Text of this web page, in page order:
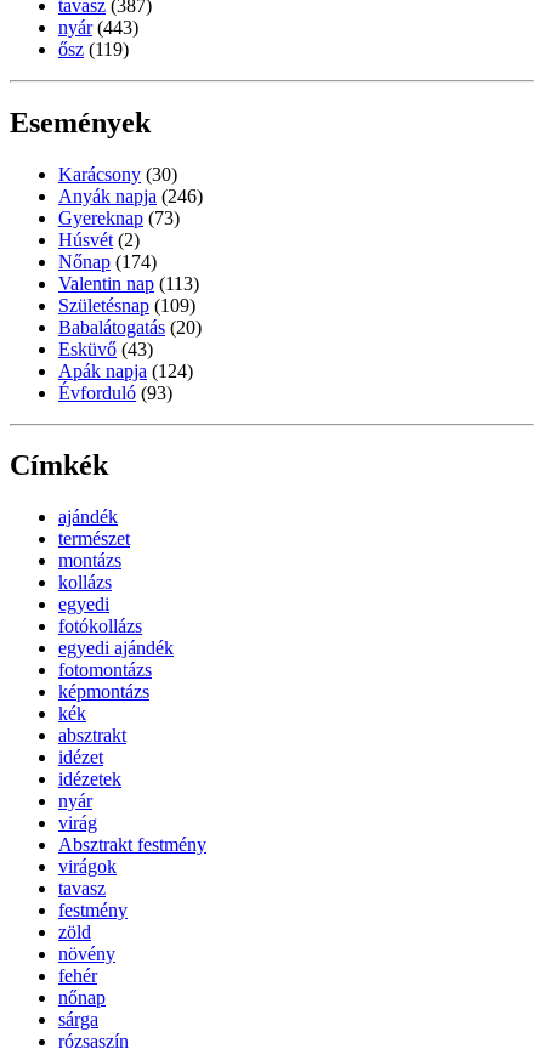
tavasz (387)
nyár (443)
ősz (119)
Események
Karácsony (30)
Anyák napja (246)
Gyereknap (73)
Húsvét (2)
Nőnap (174)
Valentin nap (113)
Születésnap (109)
Babalátogatás (20)
Esküvő (43)
Apák napja (124)
Évforduló (93)
Címkék
ajándék
természet
montázs
kollázs
egyedi
fotókollázs
egyedi ajándék
fotomontázs
képmontázs
kék
absztrakt
idézet
idézetek
nyár
virág
Absztrakt festmény
virágok
tavasz
festmény
zöld
növény
fehér
nőnap
sárga
rózsaszín